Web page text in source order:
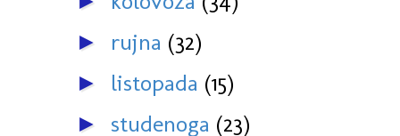
► rujna (32)
► listopada (15)
► studenoga (23)